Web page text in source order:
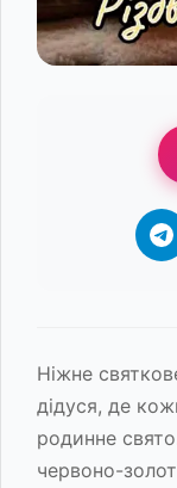
Ніжне
дідуся, де
родинне
червоно-